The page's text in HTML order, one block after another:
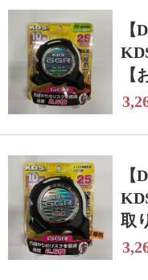
【
【
【
取